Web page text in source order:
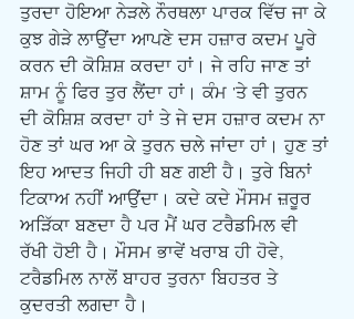
ਤੁਰਦਾ ਹੋਇਆ ਨੇੜਲੇ ਨੌਰਥਲਾ ਪਾਰਕ ਵਿੱਚ ਜਾ ਕੇ
ਕੁਝ ਗੇੜੇ ਲਾਉਂਦਾ ਆਪਣੇ ਦਸ ਹਜ਼ਾਰ ਕਦਮ ਪੂਰੇ
ਕਰਨ ਦੀ ਕੋਸ਼ਿਸ਼ ਕਰਦਾ ਹਾਂ। ਜੇ ਰਹਿ ਜਾਣ ਤਾਂ
ਸ਼ਾਮ ਨੂੰ ਫਿਰ ਤੁਰ ਲੈਂਦਾ ਹਾਂ। ਕੰਮ 'ਤੇ ਵੀ ਤੁਰਨ
ਦੀ ਕੋਸ਼ਿਸ਼ ਕਰਦਾ ਹਾਂ ਤੇ ਜੇ ਦਸ ਹਜ਼ਾਰ ਕਦਮ ਨਾ
ਹੋਣ ਤਾਂ ਘਰ ਆ ਕੇ ਤੁਰਨ ਚਲੇ ਜਾਂਦਾ ਹਾਂ। ਹੁਣ ਤਾਂ
ਇਹ ਆਦਤ ਜਿਹੀ ਹੀ ਬਣ ਗਈ ਹੈ। ਤੁਰੇ ਬਿਨਾਂ
ਟਿਕਾਅ ਨਹੀਂ ਆਉਂਦਾ। ਕਦੇ ਕਦੇ ਮੌਸਮ ਜ਼ਰੂਰ
ਅੜਿੱਕਾ ਬਣਦਾ ਹੈ ਪਰ ਮੈਂ ਘਰ ਟਰੈਡਮਿਲ ਵੀ
ਰੱਖੀ ਹੋਈ ਹੈ। ਮੌਸਮ ਭਾਵੇਂ ਖਰਾਬ ਹੀ ਹੋਵੇ,
ਟਰੈਡਮਿਲ ਨਾਲੋਂ ਬਾਹਰ ਤੁਰਨਾ ਬਿਹਤਰ ਤੇ
ਕੁਦਰਤੀ ਲਗਦਾ ਹੈ।